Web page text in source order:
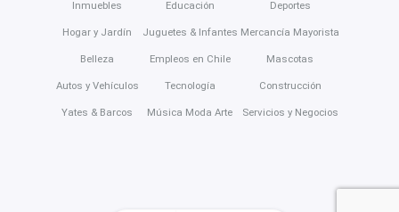
Inmuebles
Hogar y Jardín
Belleza
Autos y Vehículos
Yates & Barcos
Educación
Juguetes & Infantes
Empleos en Chile
Tecnología
Música Moda Arte
Deportes
Mercancía Mayorista
Mascotas
Construcción
Servicios y Negocios